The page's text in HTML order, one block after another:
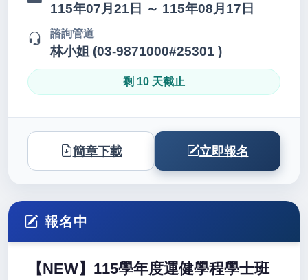
115年07月21日 ～ 115年08月17日
諮詢管道
林小姐 (03-9871000#25301 )
剩 10 天截止
簡章下載 立即報名
報名中
【NEW】115學年度運健學程學士班